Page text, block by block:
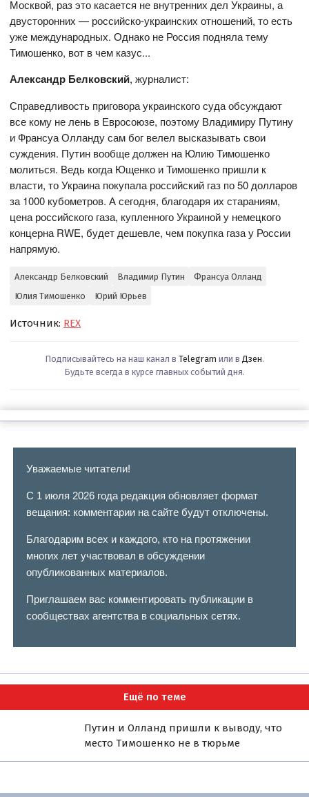
Москвой, раз это касается не внутренних дел Украины, а
двусторонних — российско-украинских отношений, то есть
уже международных. Однако не Россия подняла тему
Тимошенко, вот в чем казус...
Александр Белковский, журналист:
Справедливость приговора украинского суда обсуждают
все кому не лень в Евросоюзе, поэтому Владимиру Путину
и Франсуа Олланду сам бог велел высказывать свои
суждения. Путин вообще должен на Юлию Тимошенко
молиться. Ведь когда Ющенко и Тимошенко пришли к
власти, то Украина покупала российский газ по 50 долларов
за 1000 кубометров. А сегодня, благодаря их стараниям,
цена российского газа, купленного Украиной у немецкого
концерна RWE, будет дешевле, чем покупка газа у России
напрямую.
Александр Белковский Владимир Путин
Франсуа Олланд
Юлия Тимошенко
Юрий Юрьев
Источник: REX
Подписывайтесь на наш канал в Telegram или в Дзен.
Будьте всегда в курсе главных событий дня.
Уважаемые читатели!
С 1 июля 2026 года редакция обновляет формат
вещания: комментарии на сайте будут отключены.
Благодарим всех и каждого, кто на протяжении
многих лет участвовал в обсуждении
опубликованных материалов.
Приглашаем вас комментировать публикации в
сообществах агентства в социальных сетях.
Ещё по теме
Путин и Олланд пришли к выводу, что
место Тимошенко не в тюрьме